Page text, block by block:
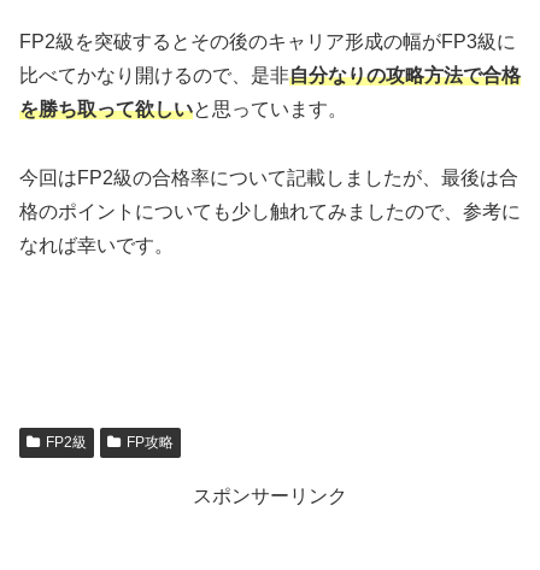
FP2級を突破するとその後のキャリア形成の幅がFP3級に
比べてかなり開けるので、是非自分なりの攻略方法で合格
を勝ち取って欲しいと思っています。
今回はFP2級の合格率について記載しましたが、最後は合
格のポイントについても少し触れてみましたので、参考に
なれば幸いです。
FP2級 FP攻略
スポンサーリンク